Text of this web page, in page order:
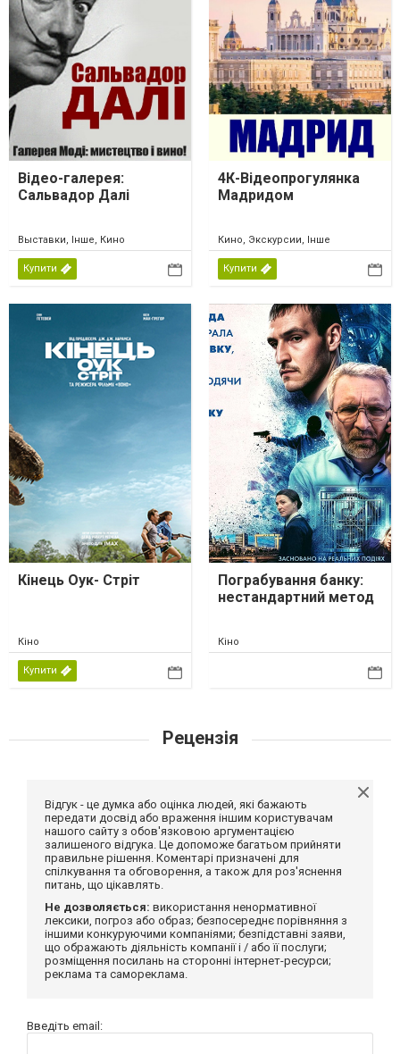
Відео-галерея:
Сальвадор Далі
Выставки, Інше, Кино
Купити
4К-Відеопрогулянка
Мадридом
Кино, Экскурсии, Інше
Купити
Кінець Оук- Стріт
Кіно
Купити
Пограбування банку:
нестандартний метод
Кіно
Рецензія
Відгук - це думка або оцінка людей, які бажають
передати досвід або враження іншим користувачам
нашого сайту з обов'язковою аргументацією
залишеного відгука. Це допоможе багатьом прийняти
правильне рішення. Коментарі призначені для
спілкування та обговорення, а також для роз'яснення
питань, що цікавлять.
Не дозволяється: використання ненормативної
лексики, погроз або образ; безпосереднє порівняння з
іншими конкуруючими компаніями; безпідставні заяви,
що ображають діяльність компанії і / або її послуги;
розміщення посилань на сторонні інтернет-ресурси;
реклама та самореклама.
Введіть email: